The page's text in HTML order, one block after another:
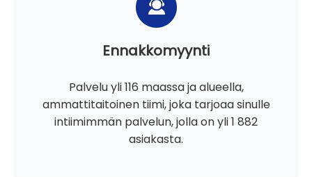
Ennakkomyynti
Palvelu yli 116 maassa ja alueella,
ammattitaitoinen tiimi, joka tarjoaa sinulle
intiimimmän palvelun, jolla on yli 1 882
asiakasta.